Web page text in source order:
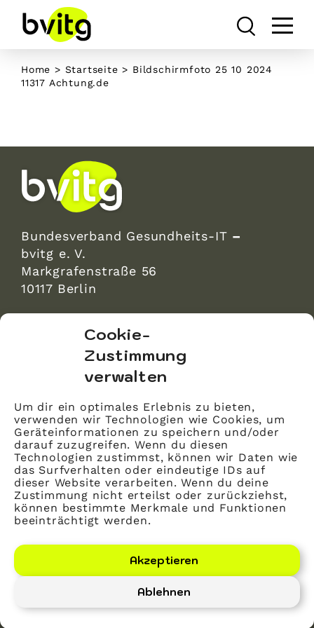
Cookie-
Zustimmung
verwalten
Um dir ein optimales Erlebnis zu bieten,
verwenden wir Technologien wie Cookies, um
Geräteinformationen zu speichern und/oder
darauf zuzugreifen. Wenn du diesen
Technologien zustimmst, können wir Daten wie
das Surfverhalten oder eindeutige IDs auf
dieser Website verarbeiten. Wenn du deine
Zustimmung nicht erteilst oder zurückziehst,
können bestimmte Merkmale und Funktionen
beeinträchtigt werden.
Akzeptieren
Ablehnen
content
Home > Startseite > Bildschirmfoto 25 10 2024
11317 Achtung.de
Bundesverband Gesundheits-IT –
bvitg e. V.
Markgrafenstraße 56
10117 Berlin
Markgrafenstraße 56
10117 Berlin
Impressum
Kontakt
Datenschutz
Mitglied werden
LinkedIn
YouTube
Bundesverband Gesundheits-IT – bvitg e. V.
2026©